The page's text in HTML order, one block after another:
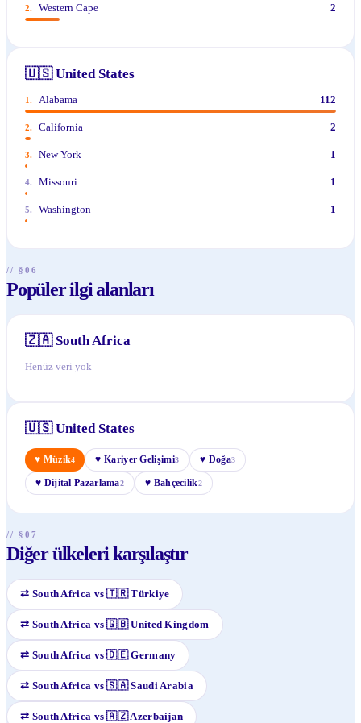
2. Western Cape 2
🇺🇸 United States
1. Alabama 112
2. California 2
3. New York 1
4. Missouri 1
5. Washington 1
// §06
Popüler ilgi alanları
🇿🇦 South Africa
Henüz veri yok
🇺🇸 United States
♥ Müzik4 ♥Kariyer Gelişimi3 ♥ Doğa3
♥ Dijital Pazarlama2 ♥ Bahçecilik2
// §07
Diğer ülkeleri karşılaştır
⇄ South Africa vs🇹🇷 Türkiye
⇄ South Africa vs🇬🇧 United Kingdom
⇄ South Africa vs🇩🇪 Germany
⇄ South Africa vs🇸🇦 Saudi Arabia
⇄ South Africa vs🇦🇿Azerbaijan